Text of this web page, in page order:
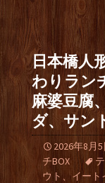
日本橋人
わりラン
麻婆豆腐
ダ、サン
2026年8月5
チBOX
ウト、イー